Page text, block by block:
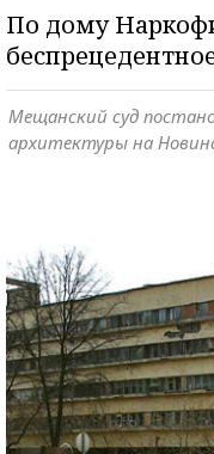
По дому
Мещанский суд
архитектуры на